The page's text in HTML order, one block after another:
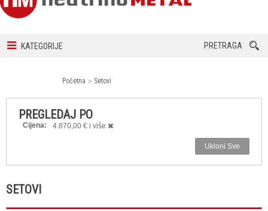
KATEGORIJE PRETRAGA
Početna Setovi
PREGLEDAJ PO
Cijena: 4.870,00 € i više
Ukloni Sve
SETOVI